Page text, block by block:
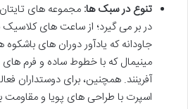
تنوع در سبک ها: مجموعه های
در بر می گیرد؛ از ساعت های
جاودانه که یادآور دوران های
مینیمال که با خطوط ساده و فرم
آفرینند. همچنین، برای دوستداران
اسپرت با طراحی های پویا و مقاومت